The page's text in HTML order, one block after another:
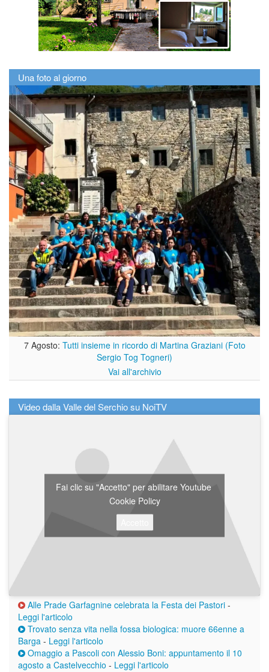
Una foto al giorno
7 Agosto: Tutti insieme in ricordo di Martina Graziani (Foto
Sergio Tog Togneri)
Vai all'archivio
Video dalla Valle del Serchio su NoiTV
Fai clic su "Accetto" per abilitare Youtube
Cookie Policy
Alle Prade Garfagnine celebrata la Festa dei Pastori -
Leggi l'articolo
Trovato senza vita nella fossa biologica: muore 66enne a
Barga - Leggi l'articolo
Omaggio a Pascoli con Alessio Boni: appuntamento il 10
agosto a Castelvecchio - Leggi l'articolo